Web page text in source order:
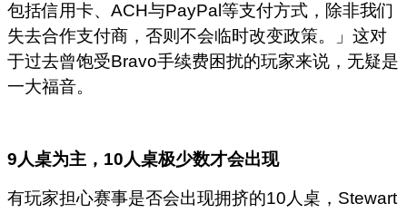
包括信用卡、ACH与PayPal等支付方式，除非我们
失去合作支付商，否则不会临时改变政策。」这对
于过去曾饱受Bravo手续费困扰的玩家来说，无疑是
一大福音。
9人桌为主，10人桌极少数才会出现
有玩家担心赛事是否会出现拥挤的10人桌，Stewart